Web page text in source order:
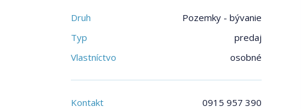
Druh
Pozemky - bývanie
Typ
predaj
Vlastníctvo
osobné
Kontakt 0915 957 390